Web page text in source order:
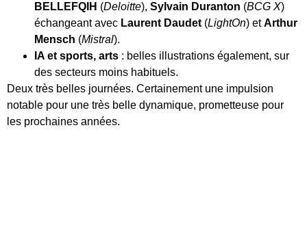
BELLEFQIH (Deloitte), Sylvain Duranton (BCG X)
échangeant avec Laurent Daudet (LightOn) etArthur
Mensch (Mistral).
IA et sports, arts : belles illustrations également, sur
des secteurs moins habituels.
Deux très belles journées. Certainement une impulsion
notable pour une très belle dynamique, prometteuse pour
les prochaines années.